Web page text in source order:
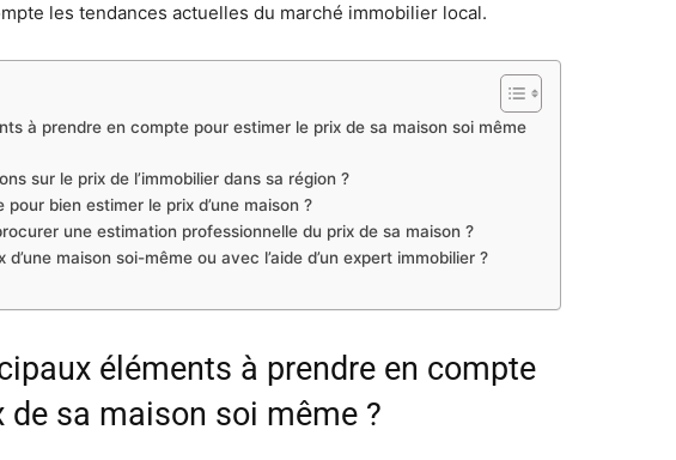
les tendances actuelles du marché immobilier local.
à prendre en compte pour estimer le prix de sa maison soi même
sur le prix de l’immobilier dans sa région ?
bien estimer le prix d’une maison ?
une estimation professionnelle du prix de sa maison ?
maison soi-même ou avec l’aide d’un expert immobilier ?
éléments à prendre en compte
sa maison soi même ?